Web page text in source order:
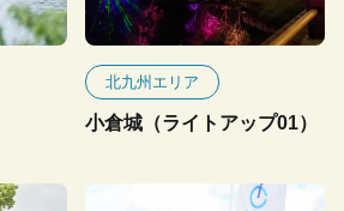
北九州エリア
小倉城（ライトアップ01）